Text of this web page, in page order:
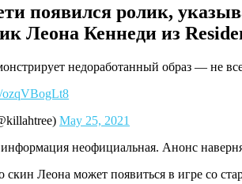
появился ролик,
Леона Кеннеди из
недоработанный образ — не
ozqVBogLt8
May 25, 2021
неофициальная. Анонс
скин Леона может появиться в игре со